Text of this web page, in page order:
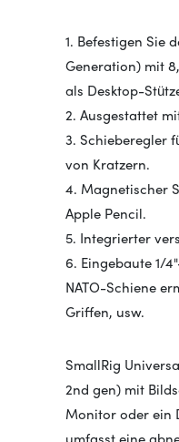
1. Befestigen Sie
Generation) mit
als Desktop-
2. Ausgestattet
3. Schieberegler
von Kratzern.
4. Magnetischer
Apple Pencil.
5. Integrierter
6. Eingebaute 1/
NATO-Schiene
Griffen, usw.
SmallRig
2nd gen) mit
Monitor oder ein